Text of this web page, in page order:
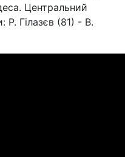
Центральний
Р. Гілазєв (81) - В.